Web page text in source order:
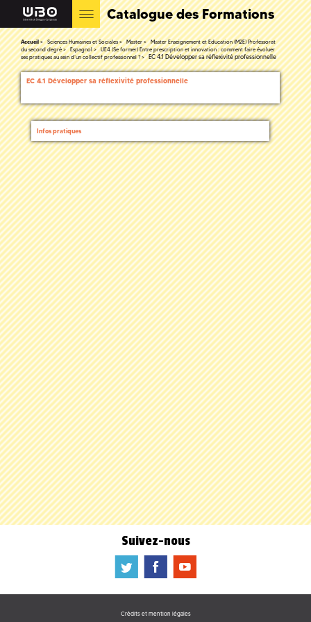
Catalogue des Formations
Accueil Sciences Humaines et Sociales Master
Master Enseignement et Education (M2E) Professorat
du second degré
Espagnol
UE4 (Se former) Entre prescription et innovation : comment faire évoluer
ses pratiques au sein d’un collectif professionnel ?
EC 4.1 Développer sa réflexivité professionnelle
EC 4.1 Développer sa réflexivité professionnelle
Infos pratiques
Suivez-nous
a b f
Crédits et mention légales